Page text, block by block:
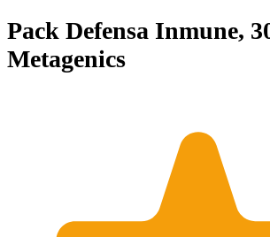
Pack Defensa Inmune,
Metagenics